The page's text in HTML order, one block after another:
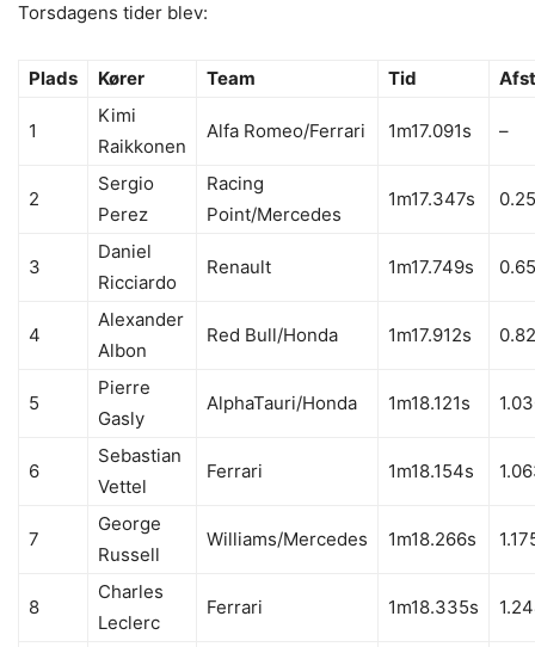
Pierre Gasly foran Valtteri Bottas Copyright Red Bull Contentpool
Sebastian Vettel Copyright Ferrari Media
Torsdagens tider blev:
Plads Kører Team Tid
1
Kimi
Raikkonen
Alfa Romeo/Ferrari 1m17.091s –
2
Sergio
Perez
Racing
Point/Mercedes
1m17.347s
3
Daniel
Ricciardo
Renault 1m17.749s
4
Alexander
Albon
Red Bull/Honda 1m17.912s
5
Pierre
Gasly
AlphaTauri/Honda 1m18.121s
6
Sebastian
Vettel
Ferrari 1m18.154s
7
George
Russell
Williams/Mercedes 1m18.266s
8
Charles
Leclerc
Ferrari 1m18.335s